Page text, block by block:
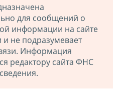
для сообщений о
информации на сайте
не подразумевает
Информация
редактору сайта ФНС